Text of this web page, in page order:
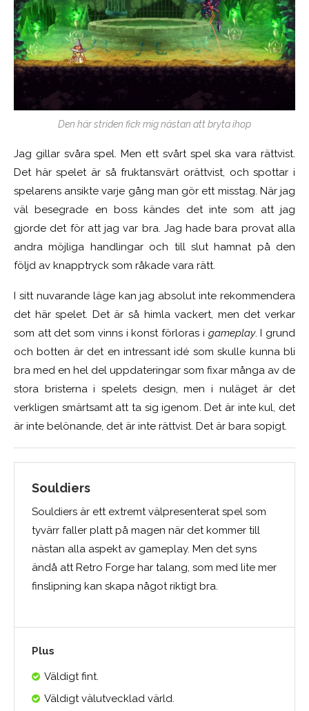
Den här striden fick mig nästan att bryta ihop
Jag gillar svåra spel. Men ett svårt spel ska vara rättvist.
Det här spelet är så fruktansvärt orättvist, och spottar i
spelarens ansikte varje gång man gör ett misstag. När jag
väl besegrade en boss kändes det inte som att jag
gjorde det för att jag var bra. Jag hade bara provat alla
andra möjliga handlingar och till slut hamnat på den
följd av knapptryck som råkade vara rätt.
I sitt nuvarande läge kan jag absolut inte rekommendera
det här spelet. Det är så himla vackert, men det verkar
som att det som vinns i konst förloras i gameplay. I grund
och botten är det en intressant idé som skulle kunna bli
bra med en hel del uppdateringar som fixar många av de
stora bristerna i spelets design, men i nuläget är det
verkligen smärtsamt att ta sig igenom. Det är inte kul, det
är inte belönande, det är inte rättvist. Det är bara sopigt.
Souldiers
Souldiers är ett extremt välpresenterat spel som
tyvärr faller platt på magen när det kommer till
nästan alla aspekt av gameplay. Men det syns
ändå att Retro Forge har talang, som med lite mer
finslipning kan skapa något riktigt bra.
Plus
Väldigt fint.
Väldigt välutvecklad värld.